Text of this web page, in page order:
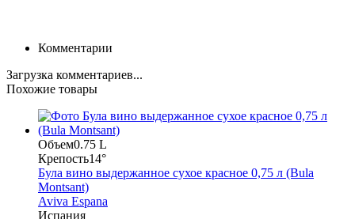
Комментарии
Загрузка комментариев...
Похожие товары
Объем0.75 L
Крепость14°
Була вино выдержанное сухое красное 0,75 л (Bula
Montsant)
Aviva Espana
Испания